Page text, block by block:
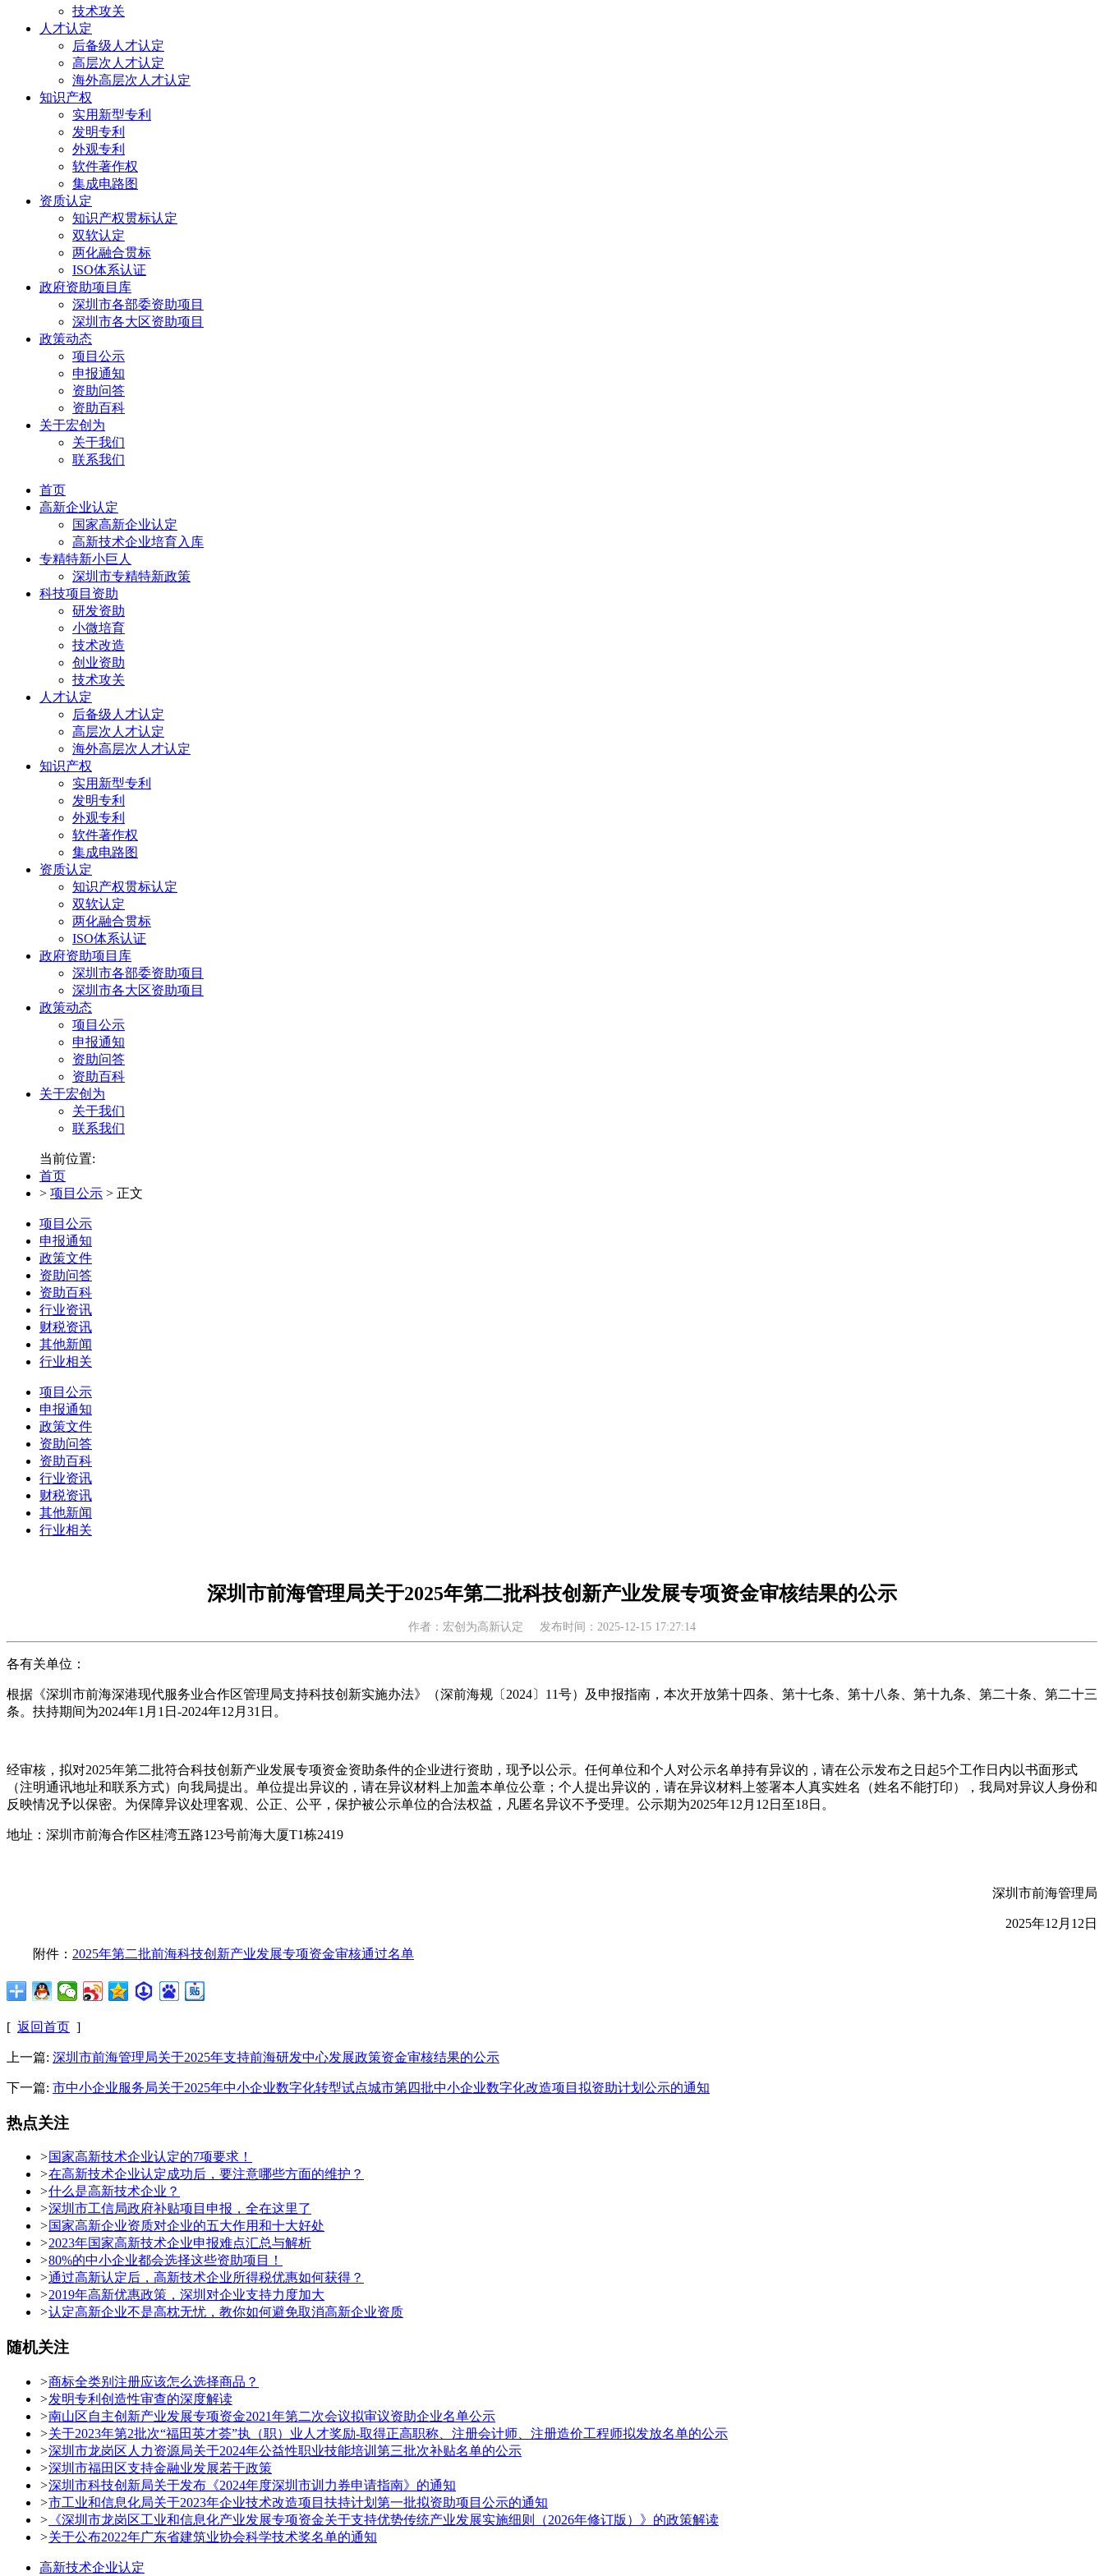
技术攻关
人才认定
后备级人才认定
高层次人才认定
海外高层次人才认定
知识产权
实用新型专利
发明专利
外观专利
软件著作权
集成电路图
资质认定
知识产权贯标认定
双软认定
两化融合贯标
ISO体系认证
政府资助项目库
深圳市各部委资助项目
深圳市各大区资助项目
政策动态
项目公示
申报通知
资助问答
资助百科
关于宏创为
关于我们
联系我们
首页
高新企业认定
国家高新企业认定
高新技术企业培育入库
专精特新小巨人
深圳市专精特新政策
科技项目资助
研发资助
小微培育
技术改造
创业资助
技术攻关
人才认定
后备级人才认定
高层次人才认定
海外高层次人才认定
知识产权
实用新型专利
发明专利
外观专利
软件著作权
集成电路图
资质认定
知识产权贯标认定
双软认定
两化融合贯标
ISO体系认证
政府资助项目库
深圳市各部委资助项目
深圳市各大区资助项目
政策动态
项目公示
申报通知
资助问答
资助百科
关于宏创为
关于我们
联系我们
当前位置:
首页
> 项目公示 > 正文
项目公示
申报通知
政策文件
资助问答
资助百科
行业资讯
财税资讯
其他新闻
行业相关
项目公示
申报通知
政策文件
资助问答
资助百科
行业资讯
财税资讯
其他新闻
行业相关
深圳市前海管理局关于2025年第二批科技创新产业发展专项资金审核结果的公示
作者：宏创为高新认定 发布时间：2025-12-15 17:27:14
各有关单位：
根据《深圳市前海深港现代服务业合作区管理局支持科技创新实施办法》（深前海规〔2024〕11号）及申报指南，本次开放第十四条、第十七条、第十八条、第十九条、第二十条、第二十三
条。扶持期间为2024年1月1日-2024年12月31日。
经审核，拟对2025年第二批符合科技创新产业发展专项资金资助条件的企业进行资助，现予以公示。任何单位和个人对公示名单持有异议的，请在公示发布之日起5个工作日内以书面形式
（注明通讯地址和联系方式）向我局提出。单位提出异议的，请在异议材料上加盖本单位公章；个人提出异议的，请在异议材料上签署本人真实姓名（姓名不能打印），我局对异议人身份和
反映情况予以保密。为保障异议处理客观、公正、公平，保护被公示单位的合法权益，凡匿名异议不予受理。公示期为2025年12月12日至18日。
地址：深圳市前海合作区桂湾五路123号前海大厦T1栋2419
深圳市前海管理局
2025年12月12日
附件： 2025年第二批前海科技创新产业发展专项资金审核通过名单
[ 返回首页 ]
上一篇: 深圳市前海管理局关于2025年支持前海研发中心发展政策资金审核结果的公示
下一篇: 市中小企业服务局关于2025年中小企业数字化转型试点城市第四批中小企业数字化改造项目拟资助计划公示的通知
热点关注
>国家高新技术企业认定的7项要求！
>在高新技术企业认定成功后，要注意哪些方面的维护？
>什么是高新技术企业？
>深圳市工信局政府补贴项目申报，全在这里了
>国家高新企业资质对企业的五大作用和十大好处
>2023年国家高新技术企业申报难点汇总与解析
>80%的中小企业都会选择这些资助项目！
>通过高新认定后，高新技术企业所得税优惠如何获得？
>2019年高新优惠政策，深圳对企业支持力度加大
>认定高新企业不是高枕无忧，教你如何避免取消高新企业资质
随机关注
>商标全类别注册应该怎么选择商品？
>发明专利创造性审查的深度解读
>南山区自主创新产业发展专项资金2021年第二次会议拟审议资助企业名单公示
>关于2023年第2批次“福田英才荟”执（职）业人才奖励-取得正高职称、注册会计师、注册造价工程师拟发放名单的公示
>深圳市龙岗区人力资源局关于2024年公益性职业技能培训第三批次补贴名单的公示
>深圳市福田区支持金融业发展若干政策
>深圳市科技创新局关于发布《2024年度深圳市训力券申请指南》的通知
>市工业和信息化局关于2023年企业技术改造项目扶持计划第一批拟资助项目公示的通知
> 《深圳市龙岗区工业和信息化产业发展专项资金关于支持优势传统产业发展实施细则（2026年修订版）》的政策解读
>关于公布2022年广东省建筑业协会科学技术奖名单的通知
高新技术企业认定